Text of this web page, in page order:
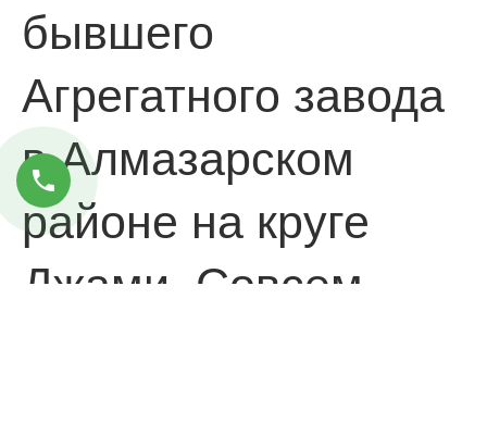
бывшего
Агрегатного завода
в Алмазарском
районе на круге
Джами. Совсем